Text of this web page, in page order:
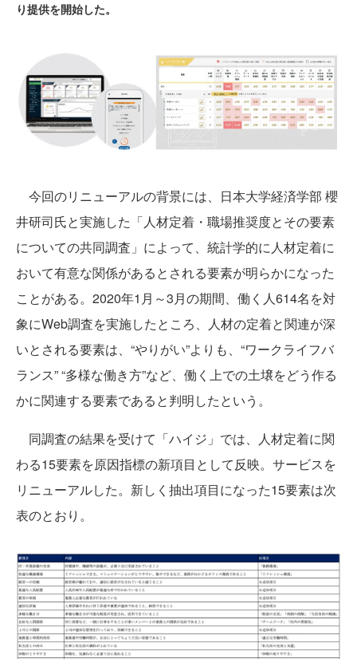
り提供を開始した。
今回のリニューアルの背景には、日本大学経済学部 櫻
井研司氏と実施した「人材定着・職場推奨度とその要素
についての共同調査」によって、統計学的に人材定着に
おいて有意な関係があるとされる要素が明らかになった
ことがある。2020年1月～3月の期間、働く人614名を対
象にWeb調査を実施したところ、人材の定着と関連が深
いとされる要素は、“やりがい”よりも、“ワークライフバ
ランス” “多様な働き方”など、働く上での土壌をどう作る
かに関連する要素であると判明したという。
同調査の結果を受けて「ハイジ」では、人材定着に関
わる15要素を原因指標の新項目として反映。サービスを
リニューアルした。新しく抽出項目になった15要素は次
表のとおり。